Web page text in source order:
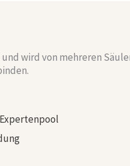
wird von mehreren